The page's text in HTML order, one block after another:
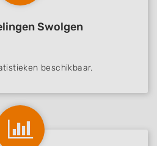
Swolgen
beschikbaar.